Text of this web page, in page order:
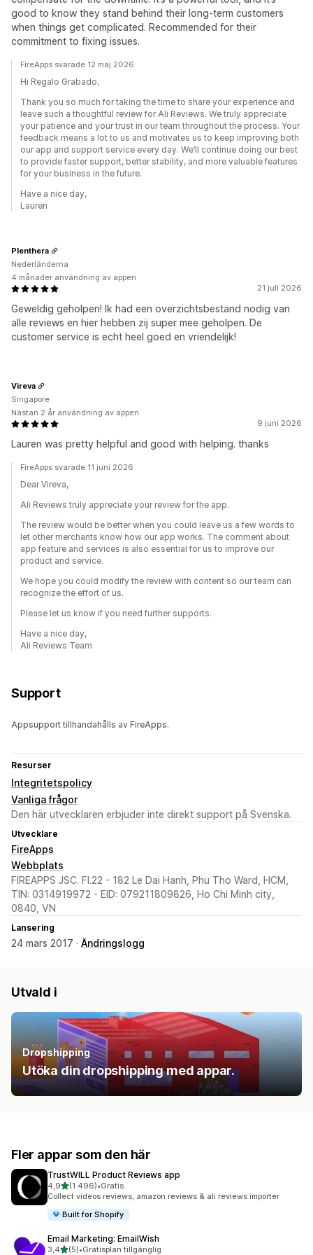
good to know they stand behind their long-term customers
when things get complicated. Recommended for their
commitment to fixing issues.
FireApps svarade 12 maj 2026
Hi Regalo Grabado,
Thank you so much for taking the time to share your experience and
leave such a thoughtful review for Ali Reviews. We truly appreciate
your patience and your trust in our team throughout the process. Your
feedback means a lot to us and motivates us to keep improving both
our app and support service every day. We’ll continue doing our best
to provide faster support, better stability, and more valuable features
for your business in the future.
Have a nice day,
Lauren
21 juli 2026
Geweldig geholpen! Ik had een overzichtsbestand nodig van
alle reviews en hier hebben zij super mee geholpen. De
customer service is echt heel goed en vriendelijk!
Plenthera
Nederländerna
4 månader användning av appen
9 juni 2026
Lauren was pretty helpful and good with helping. thanks
Vireva
Singapore
Nästan 2 år användning av appen
FireApps svarade 11 juni 2026
Dear Vireva,
Ali Reviews truly appreciate your review for the app.
The review would be better when you could leave us a few words to
let other merchants know how our app works. The comment about
app feature and services is also essential for us to improve our
product and service.
We hope you could modify the review with content so our team can
recognize the effort of us.
Please let us know if you need further supports.
Have a nice day,
Ali Reviews Team
Support
Appsupport tillhandahålls av FireApps.
Resurser
Integritetspolicy
Vanliga frågor
Den här utvecklaren erbjuder inte direkt support på Svenska.
Utvecklare
FireApps
Webbplats
FIREAPPS JSC. Fl.22 - 182 Le Dai Hanh, Phu Tho Ward, HCM,
TIN: 0314919972 - EID: 079211809826, Ho Chi Minh city,
0840, VN
Lansering
24 mars 2017 · Ändringslogg
Utvald i
Dropshipping
Utöka din dropshipping med appar.
Fler appar som den här
TrustWILL Product Reviews app
4,9av 5 stjärnor
(1 496)
1496 recensioner totalt
•Gratis
Collect videos reviews, amazon reviews & ali reviews importer
Built for Shopify
Email Marketing: EmailWish
3,4av 5 stjärnor
(5)•Gratisplan tillgänglig